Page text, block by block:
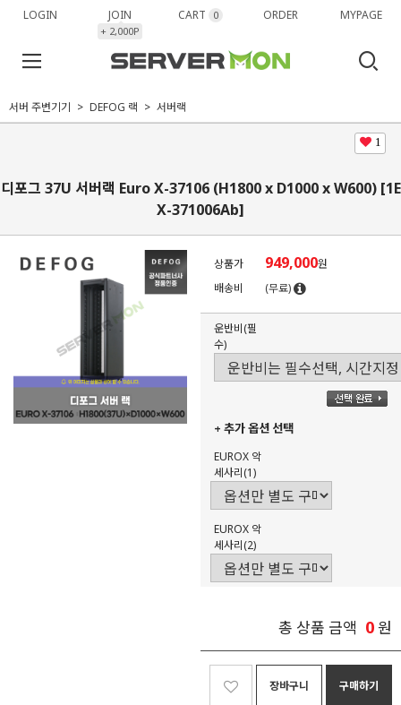
LOGIN JOIN
+ 2,000P
CART 0 ORDER MYPAGE
서버 주변기기 DEFOG 랙 서버랙
1
디포그 37U 서버랙 Euro X-37106 (H1800 x D1000 x W600) [1E
X-371006Ab]
상품가 949,000원
배송비
(무료)
운반비(필
수)
+ 추가 옵션 선택
EUROX 악
세사리(1)
EUROX 악
세사리(2)
총 상품 금액 0원
장바구니 구매하기